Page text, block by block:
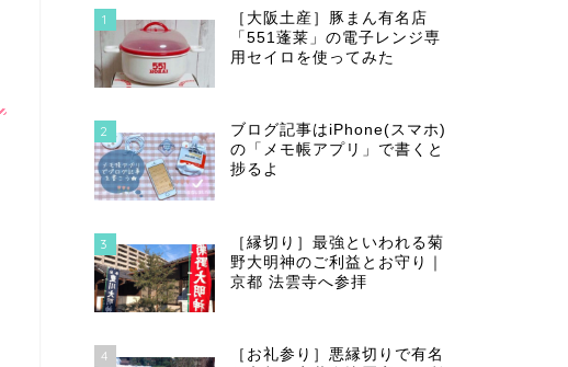
1
［大阪土産］豚まん有名店
「551蓬莱」の電子レンジ専
用セイロを使ってみた
2
ブログ記事はiPhone(スマホ)
の「メモ帳アプリ」で書くと
捗るよ
3
［縁切り］最強といわれる菊
野大明神のご利益とお守り｜
京都 法雲寺へ参拝
4
［お礼参り］悪縁切りで有名